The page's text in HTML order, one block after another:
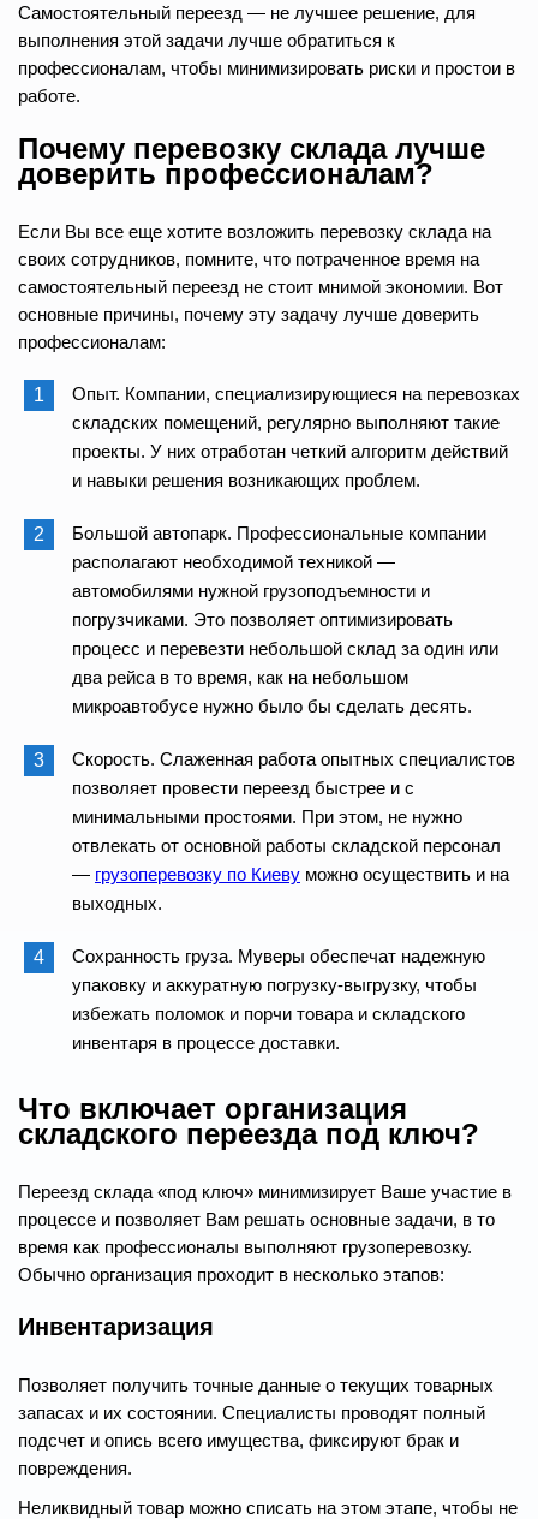
Самостоятельный переезд — не лучшее решение, для
выполнения этой задачи лучше обратиться к
профессионалам, чтобы минимизировать риски и простои в
работе.
Почему перевозку склада лучше
доверить профессионалам?
Если Вы все еще хотите возложить перевозку склада на
своих сотрудников, помните, что потраченное время на
самостоятельный переезд не стоит мнимой экономии. Вот
основные причины, почему эту задачу лучше доверить
профессионалам:
Опыт. Компании, специализирующиеся на перевозках
складских помещений, регулярно выполняют такие
проекты. У них отработан четкий алгоритм действий
и навыки решения возникающих проблем.
Большой автопарк. Профессиональные компании
располагают необходимой техникой —
автомобилями нужной грузоподъемности и
погрузчиками. Это позволяет оптимизировать
процесс и перевезти небольшой склад за один или
два рейса в то время, как на небольшом
микроавтобусе нужно было бы сделать десять.
Скорость. Слаженная работа опытных специалистов
позволяет провести переезд быстрее и с
минимальными простоями. При этом, не нужно
отвлекать от основной работы складской персонал
— грузоперевозку по Киеву можно осуществить и на
выходных.
Сохранность груза. Муверы обеспечат надежную
упаковку и аккуратную погрузку-выгрузку, чтобы
избежать поломок и порчи товара и складского
инвентаря в процессе доставки.
Что включает организация
складского переезда под ключ?
Переезд склада «под ключ» минимизирует Ваше участие в
процессе и позволяет Вам решать основные задачи, в то
время как профессионалы выполняют грузоперевозку.
Обычно организация проходит в несколько этапов:
Инвентаризация
Позволяет получить точные данные о текущих товарных
запасах и их состоянии. Специалисты проводят полный
подсчет и опись всего имущества, фиксируют брак и
повреждения.
Неликвидный товар можно списать на этом этапе, чтобы не